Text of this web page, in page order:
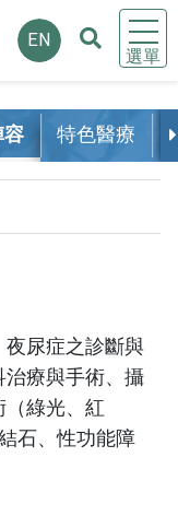
選單
EN
特色醫療
尿症之診斷與
療與手術、攝
綠光、紅
石、性功能障